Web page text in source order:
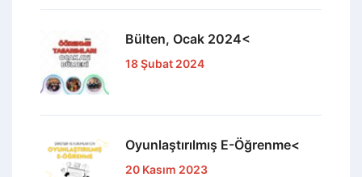
Bülten, Ocak 2024<
18 Şubat 2024
Oyunlaştırılmış E-Öğrenme<
20 Kasım 2023